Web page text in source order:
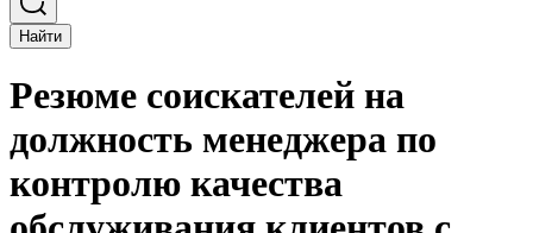
Найти
Резюме соискателей на
должность менеджера по
контролю качества